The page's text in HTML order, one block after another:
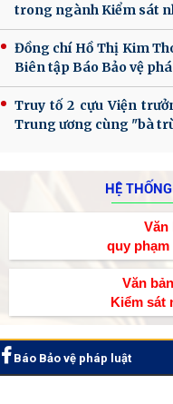
trong ngành Kiểm sát
Đồng chí Hồ Thị Kim
Biên tập Báo Bảo vệ
Truy tố 2 cựu Viện
Trung ương cùng "bà
HỆ
Văn
quy
Văn
Kiểm sát
Báo Bảo vệ pháp luật